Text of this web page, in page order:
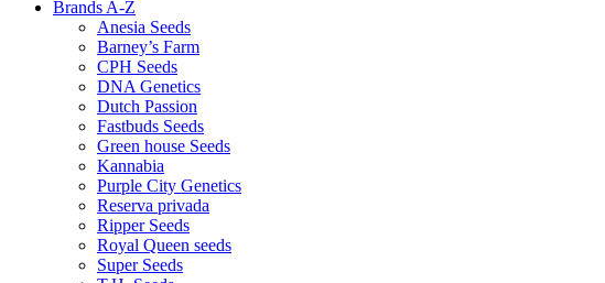
Brands A-Z
Anesia Seeds
Barney’s Farm
CPH Seeds
DNA Genetics
Dutch Passion
Fastbuds Seeds
Green house Seeds
Kannabia
Purple City Genetics
Reserva privada
Ripper Seeds
Royal Queen seeds
Super Seeds